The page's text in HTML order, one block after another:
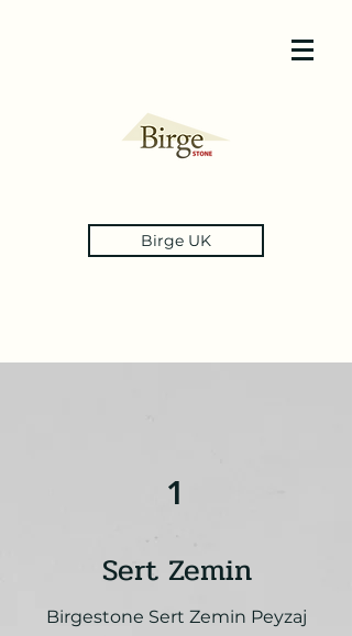
Birge UK
1
Sert Zemin
Birgestone Sert Zemin Peyzaj